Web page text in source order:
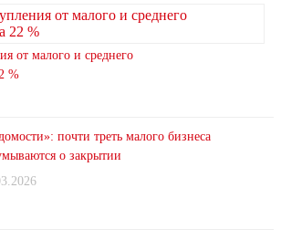
от малого и среднего
%
почти треть малого бизнеса
о закрытии